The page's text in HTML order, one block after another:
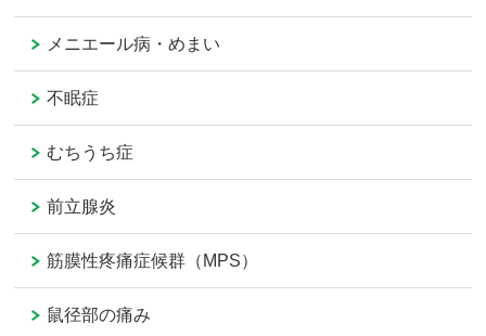
メニエール病・めまい
不眠症
むちうち症
前立腺炎
筋膜性疼痛症候群（MPS）
鼠径部の痛み